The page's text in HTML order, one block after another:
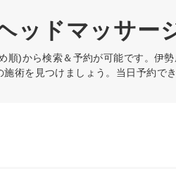
ッドマッサー
順)から検索＆予約が可能です。伊
術を見つけましょう。当日予約で